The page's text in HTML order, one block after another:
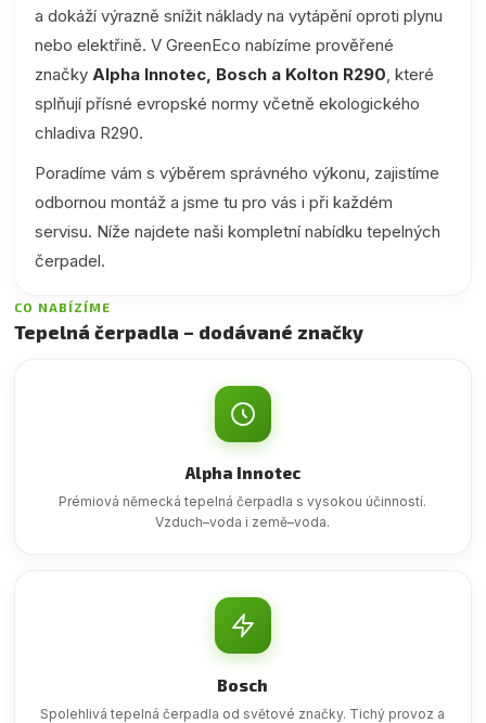
a dokáží výrazně snížit náklady na vytápění oproti plynu
nebo elektřině. V GreenEco nabízíme prověřené
značky Alpha Innotec, Bosch a Kolton R290 , které
splňují přísné evropské normy včetně ekologického
chladiva R290.
Poradíme vám s výběrem správného výkonu, zajistíme
odbornou montáž a jsme tu pro vás i při každém
servisu. Níže najdete naši kompletní nabídku tepelných
čerpadel.
CO NABÍZÍME
Tepelná čerpadla – dodávané značky
Alpha Innotec
Prémiová německá tepelná čerpadla s vysokou účinností.
Vzduch–voda i země–voda.
Bosch
Spolehlivá tepelná čerpadla od světové značky. Tichý provoz a